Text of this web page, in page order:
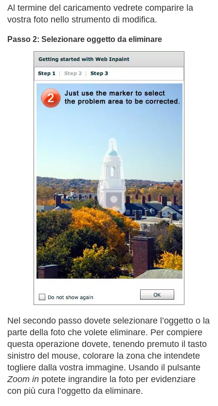
Al termine del caricamento vedrete comparire la
vostra foto nello strumento di modifica.
Passo 2: Selezionare oggetto da eliminare
Nel secondo passo dovete selezionare l’oggetto o la
parte della foto che volete eliminare. Per compiere
questa operazione dovete, tenendo premuto il tasto
sinistro del mouse, colorare la zona che intendete
togliere dalla vostra immagine. Usando il pulsante
Zoom in potete ingrandire la foto per evidenziare
con più cura l’oggetto da eliminare.